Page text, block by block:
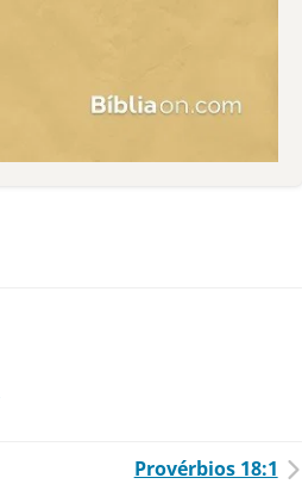
Provérbios 18:1